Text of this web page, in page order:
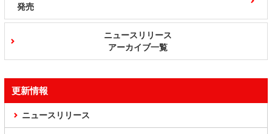
ニュースリリース
アーカイブ一覧
発売
更新情報
ニュースリリース